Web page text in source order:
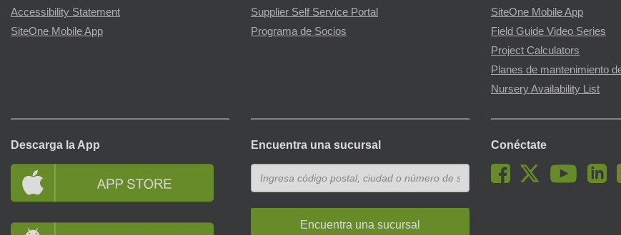
Accessibility Statement
SiteOne Mobile App
Supplier Self Service Portal
Programa de Socios
SiteOne Mobile App
Field Guide Video Series
Project Calculators
Planes de mantenimiento
Nursery Availability List
Descarga la App Encuentra una sucursal
Encuentra una sucursal
Conéctate